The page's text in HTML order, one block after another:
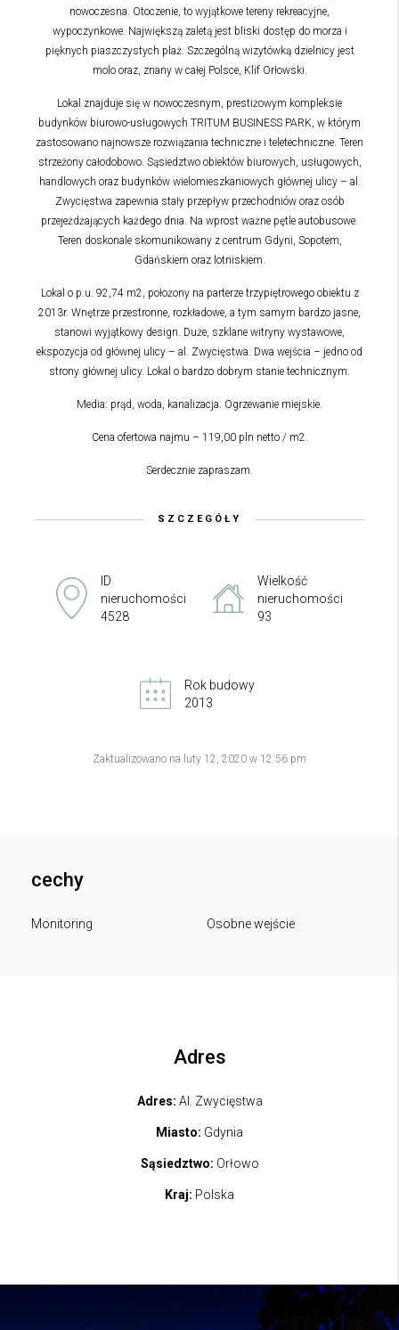
nowoczesna. Otoczenie, to wyjątkowe tereny rekreacyjne,
wypoczynkowe. Największą zaletą jest bliski dostęp do morza i
pięknych piaszczystych plaż. Szczególną wizytówką dzielnicy jest
molo oraz, znany w całej Polsce, Klif Orłowski.
Lokal znajduje się w nowoczesnym, prestiżowym kompleksie
budynków biurowo-usługowych TRITUM BUSINESS PARK, w którym
zastosowano najnowsze rozwiązania techniczne i teletechniczne. Teren
strzeżony całodobowo. Sąsiedztwo obiektów biurowych, usługowych,
handlowych oraz budynków wielomieszkaniowych głównej ulicy – al.
Zwycięstwa zapewnia stały przepływ przechodniów oraz osób
przejeżdżających każdego dnia. Na wprost ważne pętle autobusowe.
Teren doskonale skomunikowany z centrum Gdyni, Sopotem,
Gdańskiem oraz lotniskiem.
Lokal o p.u. 92,74 m2, położony na parterze trzypiętrowego obiektu z
2013r. Wnętrze przestronne, rozkładowe, a tym samym bardzo jasne,
stanowi wyjątkowy design. Duże, szklane witryny wystawowe,
ekspozycja od głównej ulicy – al. Zwycięstwa. Dwa wejścia – jedno od
strony głównej ulicy. Lokal o bardzo dobrym stanie technicznym.
Media: prąd, woda, kanalizacja. Ogrzewanie miejskie.
Cena ofertowa najmu – 119,00 pln netto / m2.
Serdecznie zapraszam.
SZCZEGÓŁY
ID
nieruchomości
4528
Wielkość
nieruchomości
93
Rok budowy
2013
Zaktualizowano na luty 12, 2020 w 12:56 pm
cechy
Monitoring Osobne wejście
Adres
Adres: Al. Zwycięstwa
Miasto: Gdynia
Sąsiedztwo: Orłowo
Kraj: Polska